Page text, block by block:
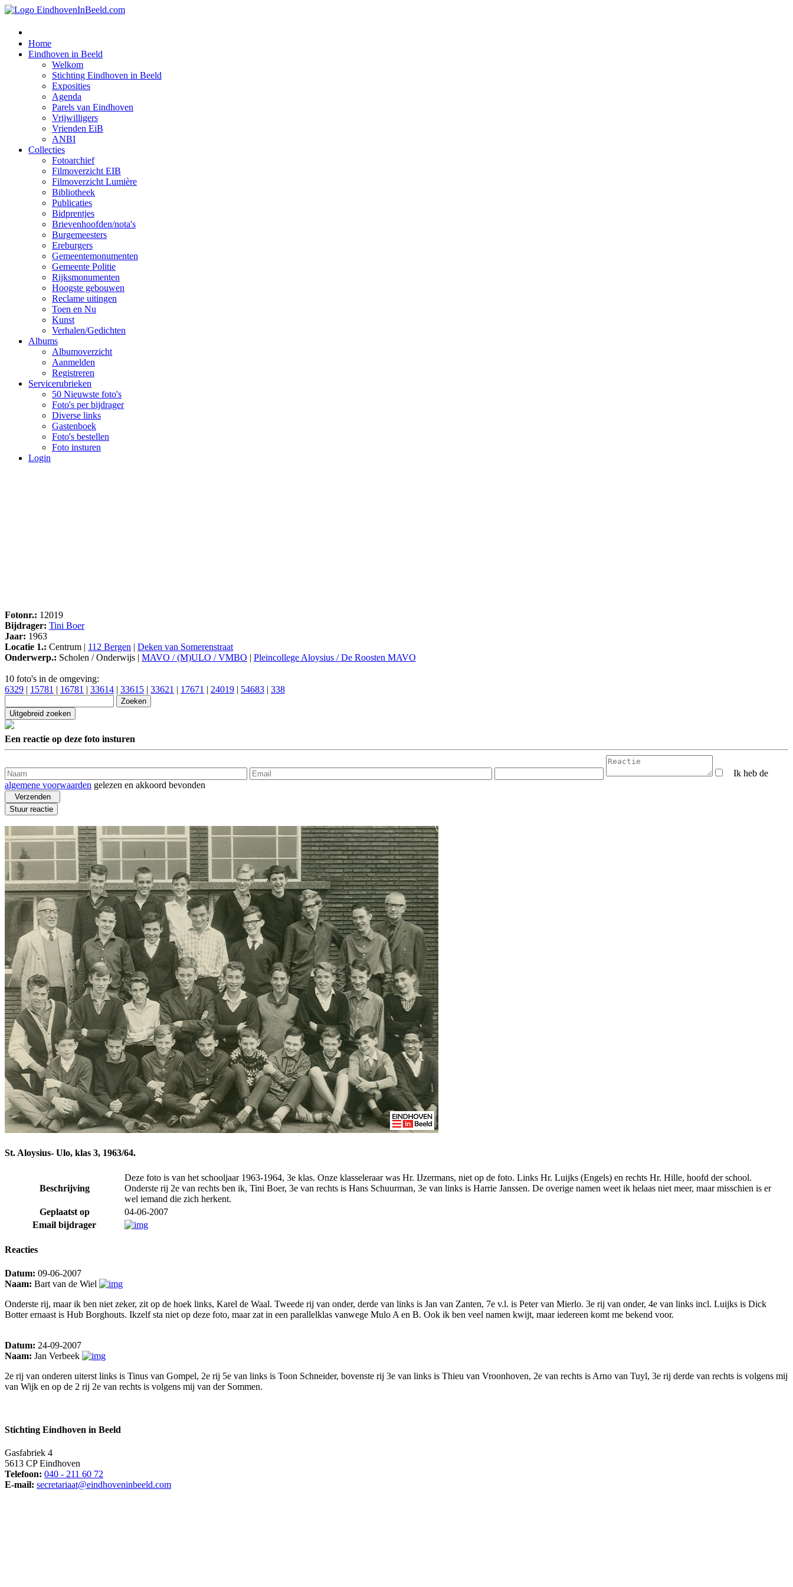
Home
Eindhoven in Beeld
Welkom
Stichting Eindhoven in Beeld
Exposities
Agenda
Parels van Eindhoven
Vrijwilligers
Vrienden EiB
ANBI
Collecties
Fotoarchief
Filmoverzicht EIB
Filmoverzicht Lumière
Bibliotheek
Publicaties
Bidprentjes
Brievenhoofden/nota's
Burgemeesters
Ereburgers
Gemeentemonumenten
Gemeente Politie
Rijksmonumenten
Hoogste gebouwen
Reclame uitingen
Toen en Nu
Kunst
Verhalen/Gedichten
Albums
Albumoverzicht
Aanmelden
Registreren
Servicerubrieken
50 Nieuwste foto's
Foto's per bijdrager
Diverse links
Gastenboek
Foto's bestellen
Foto insturen
Login
Fotonr.: 12019
Bijdrager: Tini Boer
Jaar: 1963
Locatie 1.: Centrum | 112 Bergen
Deken van Somerenstraat
Onderwerp.: Scholen / Onderwijs | MAVO / (M)ULO / VMBO Pleincollege Aloysius / De Roosten MAVO
10 foto's in de omgeving:
6329
15781 16781 33614 33615 33621 17671 24019 54683 338
Een reactie op deze foto insturen
Ik heb de
algemene voorwaarden gelezen en akkoord bevonden
St. Aloysius- Ulo, klas 3, 1963/64.
Beschrijving
Deze foto is van het schooljaar 1963-1964, 3e klas. Onze klasseleraar was Hr. IJzermans, niet op de foto. Links Hr. Luijks (Engels) en rechts Hr. Hille, hoofd der school.
Onderste rij 2e van rechts ben ik, Tini Boer, 3e van rechts is Hans Schuurman, 3e van links is Harrie Janssen. De overige namen weet ik helaas niet meer, maar misschien is er
wel iemand die zich herkent.
Geplaatst op
04-06-2007
Email bijdrager
Reacties
Datum: 09-06-2007
Naam: Bart van de Wiel
Onderste rij, maar ik ben niet zeker, zit op de hoek links, Karel de Waal. Tweede rij van onder, derde van links is Jan van Zanten, 7e v.l. is Peter van Mierlo. 3e rij van onder, 4e van links incl. Luijks is Dick
Botter ernaast is Hub Borghouts. Ikzelf sta niet op deze foto, maar zat in een parallelklas vanwege Mulo A en B. Ook ik ben veel namen kwijt, maar iedereen komt me bekend voor.
Datum: 24-09-2007
Naam: Jan Verbeek
2e rij van onderen uiterst links is Tinus van Gompel, 2e rij 5e van links is Toon Schneider, bovenste rij 3e van links is Thieu van Vroonhoven, 2e van rechts is Arno van Tuyl, 3e rij derde van rechts is volgens mij
van Wijk en op de 2 rij 2e van rechts is volgens mij van der Sommen.
Stichting Eindhoven in Beeld
Gasfabriek 4
5613 CP Eindhoven
Telefoon: 040 - 211 60 72
E-mail: secretariaat@eindhoveninbeeld.com